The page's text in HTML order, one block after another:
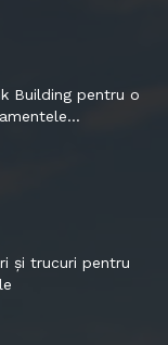
Building pentru o
și trucuri pentru